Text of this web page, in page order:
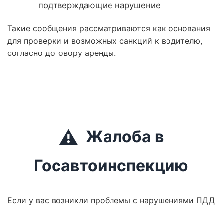
подтверждающие нарушение
Такие сообщения рассматриваются как основания
для проверки и возможных санкций к водителю,
согласно договору аренды.
⚠️ Жалоба в
Госавтоинспекцию
Если у вас возникли проблемы с нарушениями ПДД